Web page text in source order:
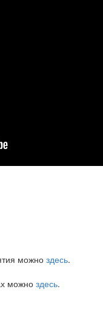
можно здесь.
можно здесь.